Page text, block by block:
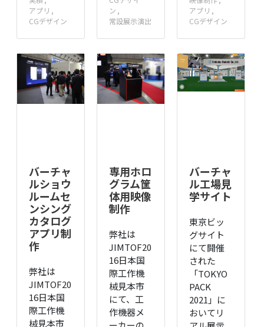
アプリ
CGデザイン
ン
常設展示演出
アプリ
CGデザイン
バーチャ
ルショウ
ルームセ
ンシング
カタログ
アプリ制
作
弊社は
JIMTOF20
16日本国
際工作機
械見本市
専用ホロ
グラム筐
体用映像
制作
弊社は
JIMTOF20
16日本国
際工作機
械見本市
にて、工
作機器メ
バーチャ
ル工場見
学サイト
東京ビッ
グサイト
にて開催
された
「TOKYO
PACK
2021」に
おいてリ